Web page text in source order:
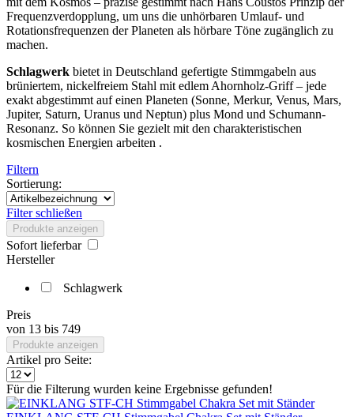
Frequenzverdopplung, um uns die unhörbaren Umlauf- und
Rotationsfrequenzen der Planeten als hörbare Töne zugänglich zu
machen.
Schlagwerk bietet in Deutschland gefertigte Stimmgabeln aus
brüniertem, nickelfreiem Stahl mit edlem Ahornholz-Griff – jede
exakt abgestimmt auf einen Planeten (Sonne, Merkur, Venus, Mars,
Jupiter, Saturn, Uranus und Neptun) plus Mond und Schumann-
Resonanz. So können Sie gezielt mit den charakteristischen
kosmischen Energien arbeiten .
Filtern
Sortierung:
Filter schließen
Produkte anzeigen
Sofort lieferbar
Hersteller
Schlagwerk
Preis
von 13 bis 749
Produkte anzeigen
Artikel pro Seite:
Für die Filterung wurden keine Ergebnisse gefunden!